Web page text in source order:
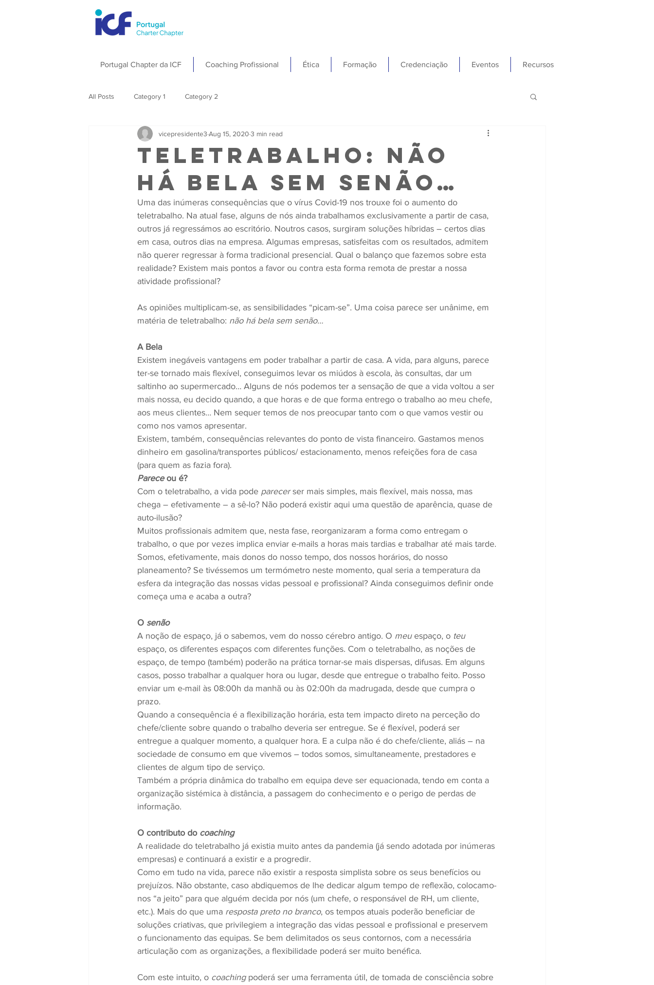
Portugal Chapter da ICF Coaching Profissional Ética Formação Credenciação Eventos Recursos
All Posts Category 1 Category 2
Teletrabalho: não
há bela sem senão…
vicepresidente3 Aug 15, 2020 3 min read
Uma das inúmeras consequências que o vírus Covid-19 nos trouxe foi o aumento do
teletrabalho. Na atual fase, alguns de nós ainda trabalhamos exclusivamente a partir de casa,
outros já regressámos ao escritório. Noutros casos, surgiram soluções híbridas – certos dias
em casa, outros dias na empresa. Algumas empresas, satisfeitas com os resultados, admitem
não querer regressar à forma tradicional presencial. Qual o balanço que fazemos sobre esta
realidade? Existem mais pontos a favor ou contra esta forma remota de prestar a nossa
atividade profissional?
As opiniões multiplicam-se, as sensibilidades “picam-se”. Uma coisa parece ser unânime, em
matéria de teletrabalho: não há bela sem senão…
A Bela
Existem inegáveis vantagens em poder trabalhar a partir de casa. A vida, para alguns, parece
ter-se tornado mais flexível, conseguimos levar os miúdos à escola, às consultas, dar um
saltinho ao supermercado… Alguns de nós podemos ter a sensação de que a vida voltou a ser
mais nossa, eu decido quando, a que horas e de que forma entrego o trabalho ao meu chefe,
aos meus clientes… Nem sequer temos de nos preocupar tanto com o que vamos vestir ou
como nos vamos apresentar.
Existem, também, consequências relevantes do ponto de vista financeiro. Gastamos menos
dinheiro em gasolina/transportes públicos/ estacionamento, menos refeições fora de casa
(para quem as fazia fora).
Parece ou é?
Com o teletrabalho, a vida pode parecer ser mais simples, mais flexível, mais nossa, mas
chega – efetivamente – a sê-lo? Não poderá existir aqui uma questão de aparência, quase de
auto-ilusão?
Muitos profissionais admitem que, nesta fase, reorganizaram a forma como entregam o
trabalho, o que por vezes implica enviar e-mails a horas mais tardias e trabalhar até mais tarde.
Somos, efetivamente, mais donos do nosso tempo, dos nossos horários, do nosso
planeamento? Se tivéssemos um termómetro neste momento, qual seria a temperatura da
esfera da integração das nossas vidas pessoal e profissional? Ainda conseguimos definir onde
começa uma e acaba a outra?
O senão
A noção de espaço, já o sabemos, vem do nosso cérebro antigo. O meu espaço, o teu
espaço, os diferentes espaços com diferentes funções. Com o teletrabalho, as noções de
espaço, de tempo (também) poderão na prática tornar-se mais dispersas, difusas. Em alguns
casos, posso trabalhar a qualquer hora ou lugar, desde que entregue o trabalho feito. Posso
enviar um e-mail às 08:00h da manhã ou às 02:00h da madrugada, desde que cumpra o
prazo.
Quando a consequência é a flexibilização horária, esta tem impacto direto na perceção do
chefe/cliente sobre quando o trabalho deveria ser entregue. Se é flexível, poderá ser
entregue a qualquer momento, a qualquer hora. E a culpa não é do chefe/cliente, aliás – na
sociedade de consumo em que vivemos – todos somos, simultaneamente, prestadores e
clientes de algum tipo de serviço.
Também a própria dinâmica do trabalho em equipa deve ser equacionada, tendo em conta a
organização sistémica à distância, a passagem do conhecimento e o perigo de perdas de
informação.
O contributo do coaching
A realidade do teletrabalho já existia muito antes da pandemia (já sendo adotada por inúmeras
empresas) e continuará a existir e a progredir.
Como em tudo na vida, parece não existir a resposta simplista sobre os seus benefícios ou
prejuízos. Não obstante, caso abdiquemos de lhe dedicar algum tempo de reflexão, colocamo-
nos “a jeito” para que alguém decida por nós (um chefe, o responsável de RH, um cliente,
etc.). Mais do que uma resposta preto no branco, os tempos atuais poderão beneficiar de
soluções criativas, que privilegiem a integração das vidas pessoal e profissional e preservem
o funcionamento das equipas. Se bem delimitados os seus contornos, com a necessária
articulação com as organizações, a flexibilidade poderá ser muito benéfica.
Com este intuito, o coaching poderá ser uma ferramenta útil, de tomada de consciência sobre